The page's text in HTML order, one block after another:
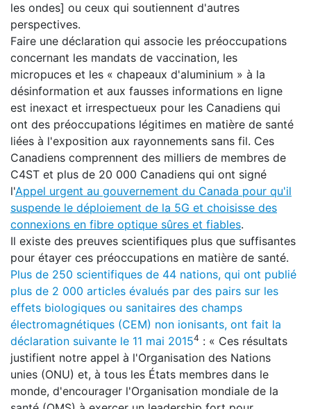
les ondes] ou ceux qui soutiennent d'autres
perspectives.
Faire une déclaration qui associe les préoccupations
concernant les mandats de vaccination, les
micropuces et les « chapeaux d'aluminium » à la
désinformation et aux fausses informations en ligne
est inexact et irrespectueux pour les Canadiens qui
ont des préoccupations légitimes en matière de santé
liées à l'exposition aux rayonnements sans fil. Ces
Canadiens comprennent des milliers de membres de
C4ST et plus de 20 000 Canadiens qui ont signé
l'Appel urgent au gouvernement du Canada pour qu'il
suspende le déploiement de la 5G et choisisse des
connexions en fibre optique sûres et fiables.
Il existe des preuves scientifiques plus que suffisantes
pour étayer ces préoccupations en matière de santé.
Plus de 250 scientifiques de 44 nations, qui ont publié
plus de 2 000 articles évalués par des pairs sur les
effets biologiques ou sanitaires des champs
électromagnétiques (CEM) non ionisants, ont fait la
déclaration suivante le 11 mai 20154 : « Ces résultats
justifient notre appel à l'Organisation des Nations
unies (ONU) et, à tous les États membres dans le
monde, d'encourager l'Organisation mondiale de la